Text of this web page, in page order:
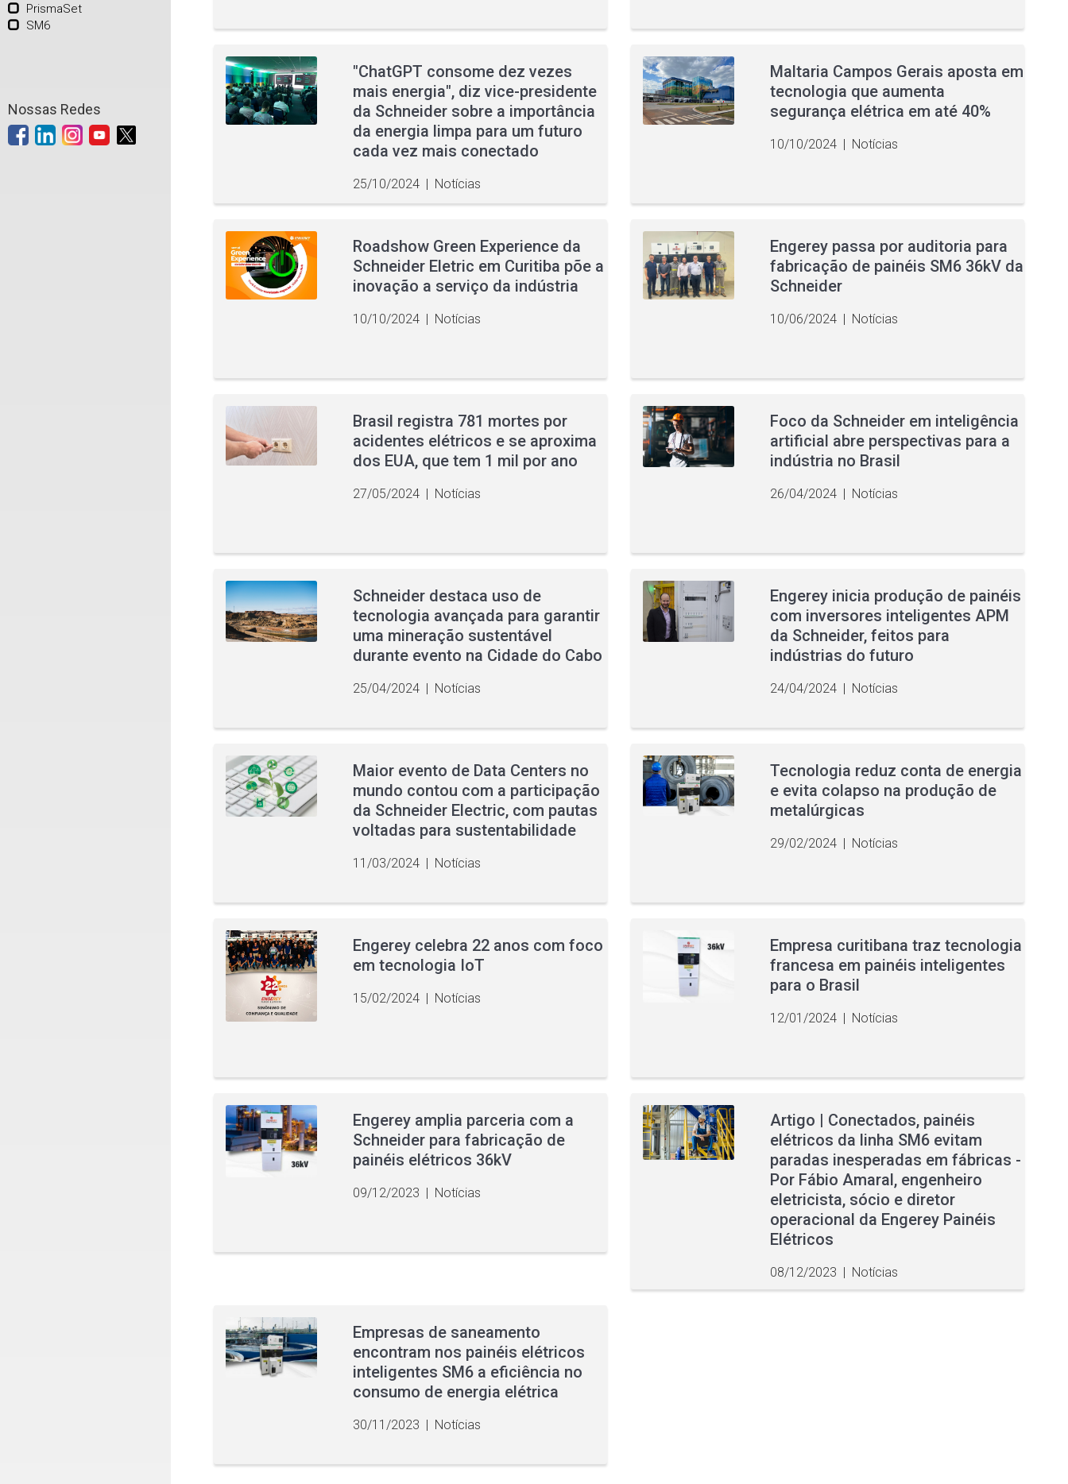
PrismaSet
SM6
Nossas Redes
"ChatGPT consome dez vezes
mais energia", diz vice-presidente
da Schneider sobre a importância
da energia limpa para um futuro
cada vez mais conectado
25/10/2024 | Notícias
Maltaria Campos Gerais aposta em
tecnologia que aumenta
segurança elétrica em até 40%
10/10/2024 | Notícias
Roadshow Green Experience da
Schneider Eletric em Curitiba põe a
inovação a serviço da indústria
10/10/2024 | Notícias
Engerey passa por auditoria para
fabricação de painéis SM6 36kV da
Schneider
10/06/2024 | Notícias
Brasil registra 781 mortes por
acidentes elétricos e se aproxima
dos EUA, que tem 1 mil por ano
27/05/2024 | Notícias
Foco da Schneider em inteligência
artificial abre perspectivas para a
indústria no Brasil
26/04/2024 | Notícias
Schneider destaca uso de
tecnologia avançada para garantir
uma mineração sustentável
durante evento na Cidade do Cabo
25/04/2024 | Notícias
Engerey inicia produção de painéis
com inversores inteligentes APM
da Schneider, feitos para
indústrias do futuro
24/04/2024 | Notícias
Maior evento de Data Centers no
mundo contou com a participação
da Schneider Electric, com pautas
voltadas para sustentabilidade
11/03/2024 | Notícias
Tecnologia reduz conta de energia
e evita colapso na produção de
metalúrgicas
29/02/2024 | Notícias
Engerey celebra 22 anos com foco
em tecnologia IoT
15/02/2024 | Notícias
Empresa curitibana traz tecnologia
francesa em painéis inteligentes
para o Brasil
12/01/2024 | Notícias
Engerey amplia parceria com a
Schneider para fabricação de
painéis elétricos 36kV
09/12/2023 | Notícias
Artigo | Conectados, painéis
elétricos da linha SM6 evitam
paradas inesperadas em fábricas -
Por Fábio Amaral, engenheiro
eletricista, sócio e diretor
operacional da Engerey Painéis
Elétricos
08/12/2023 | Notícias
Empresas de saneamento
encontram nos painéis elétricos
inteligentes SM6 a eficiência no
consumo de energia elétrica
30/11/2023 | Notícias